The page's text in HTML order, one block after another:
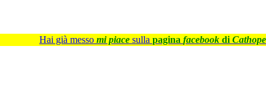
Hai già messo mi piace sulla pagina facebook di